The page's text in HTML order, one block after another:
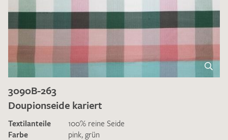
3090B-263
Doupionseide kariert
Textilanteile
100% reine Seide
Farbe
pink, grün